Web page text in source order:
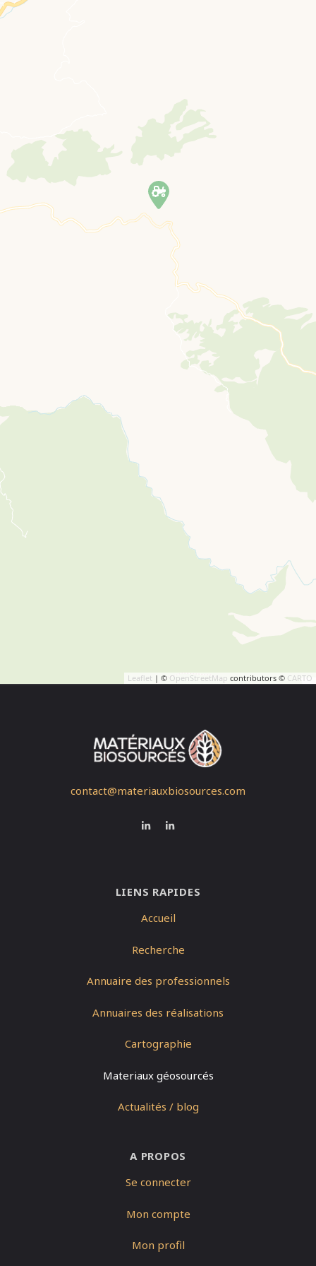
Leaflet | © OpenStreetMap contributors © CARTO
contact@materiauxbiosources.com
LIENS RAPIDES
Accueil
Recherche
Annuaire des professionnels
Annuaires des réalisations
Cartographie
Materiaux géosourcés
Actualités / blog
A PROPOS
Se connecter
Mon compte
Mon profil